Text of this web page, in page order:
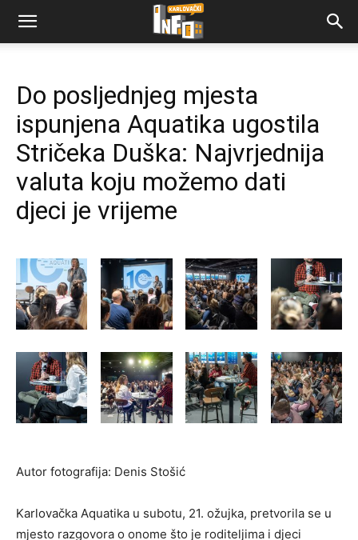
Do posljednjeg mjesta
ispunjena Aquatika ugostila
Stričeka Duška: Najvrjednija
valuta koju možemo dati
djeci je vrijeme
Autor fotografija: Denis Stošić
Karlovačka Aquatika u subotu, 21. ožujka, pretvorila se u
mjesto razgovora o onome što je roditeljima i djeci